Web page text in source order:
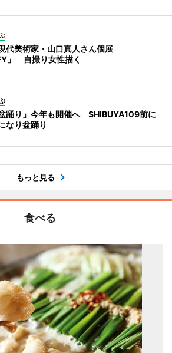
代美術家・山口真人さん個展
」 自撮り女性描く
盆踊り」今年も開催へ SHIBUYA109前に
なり盆踊り
もっと見る
食べる